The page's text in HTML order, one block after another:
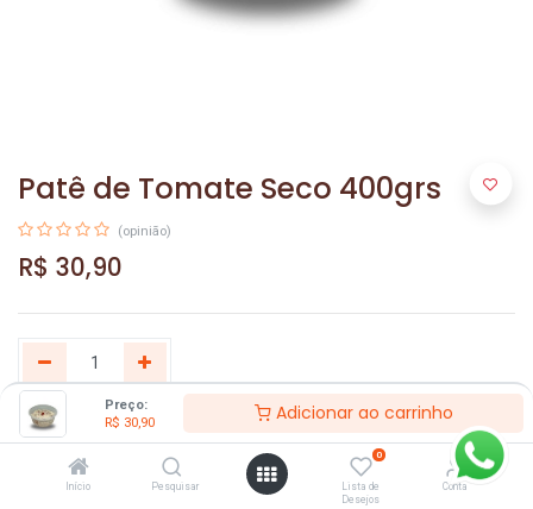
Preço:
R$ 30,90 Adicionar ao carrinho
Início Pesquisar
0
Lista de
Desejos
Conta
Patê de Tomate Seco 400grs
(opinião)
R$ 30,90
Adicionar ao carrinho